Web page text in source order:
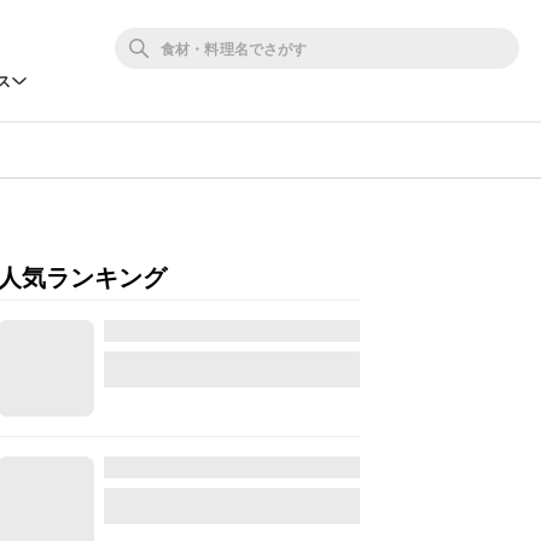
人気ランキング